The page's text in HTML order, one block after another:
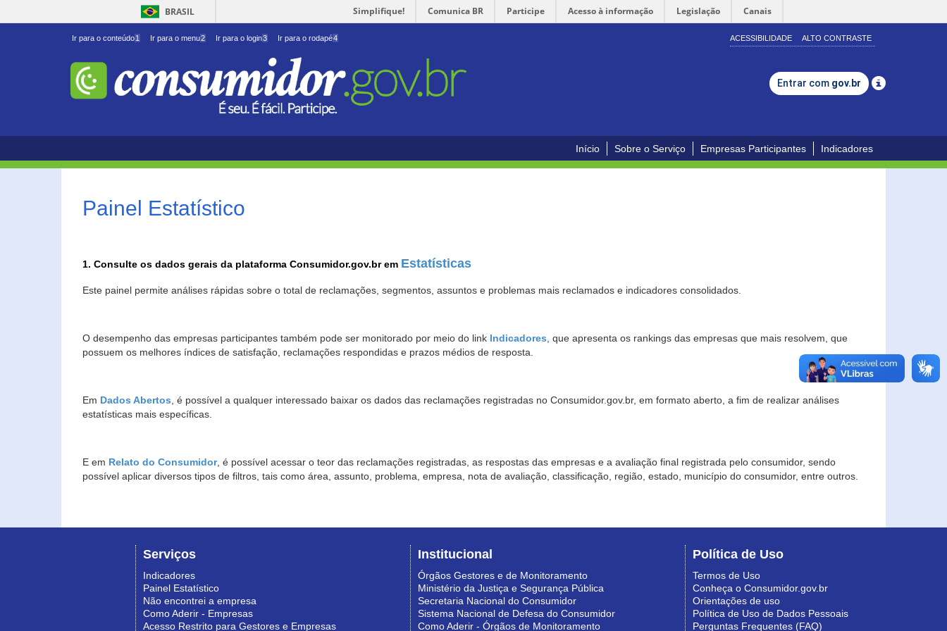
BRASIL Simplifique! Comunica BR Participe Acesso à informação Legislação Canais
Ir para o conteúdo1 Ir para o menu2 Ir para o login3 Ir para o rodapé4 ACESSIBILIDADE ALTO CONTRASTE
Entrar com gov.br
Início Sobre o Serviço Empresas Participantes Indicadores
Painel Estatístico
1. Consulte os dados gerais da plataforma Consumidor.gov.br em Estatísticas
Este painel permite análises rápidas sobre o total de reclamações, segmentos, assuntos e problemas mais reclamados e indicadores consolidados.
O desempenho das empresas participantes também pode ser monitorado por meio do link Indicadores, que apresenta os rankings das empresas que mais resolvem, que
possuem os melhores índices de satisfação, reclamações respondidas e prazos médios de resposta.
Em Dados Abertos, é possível a qualquer interessado baixar os dados das reclamações registradas no Consumidor.gov.br, em formato aberto, a fim de realizar análises
estatísticas mais específicas.
E em Relato do Consumidor, é possível acessar o teor das reclamações registradas, as respostas das empresas e a avaliação final registrada pelo consumidor, sendo
possível aplicar diversos tipos de filtros, tais como área, assunto, problema, empresa, nota de avaliação, classificação, região, estado, município do consumidor, entre outros.
Serviços
Indicadores
Painel Estatístico
Não encontrei a empresa
Como Aderir - Empresas
Acesso Restrito para Gestores e Empresas
Institucional
Órgãos Gestores e de Monitoramento
Ministério da Justiça e Segurança Pública
Secretaria Nacional do Consumidor
Sistema Nacional de Defesa do Consumidor
Como Aderir - Órgãos de Monitoramento
Política de Uso
Termos de Uso
Conheça o Consumidor.gov.br
Orientações de uso
Política de Uso de Dados Pessoais
Perguntas Frequentes (FAQ)